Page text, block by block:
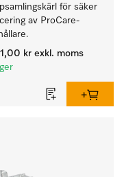
för säker
av ProCare-
kr exkl. moms